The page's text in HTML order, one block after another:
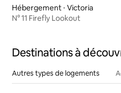
Hébergement ⋅ Victoria
N° 11 Firefly Lookout
Destinations à
Autres types de logements